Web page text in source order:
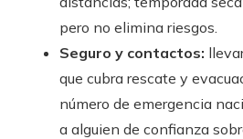
pero no elimina riesgos.
Seguro y contactos:
que cubra rescate y
número de emergencia
a alguien de confianza